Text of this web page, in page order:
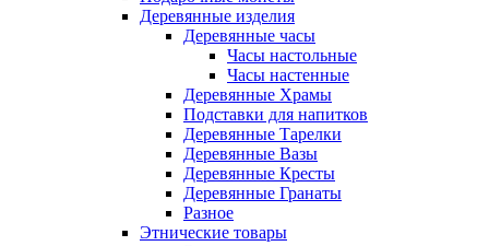
Деревянные изделия
Деревянные часы
Часы настольные
Часы настенные
Деревянные Храмы
Подставки для напитков
Деревянные Тарелки
Деревянные Вазы
Деревянные Кресты
Деревянные Гранаты
Разное
Этнические товары